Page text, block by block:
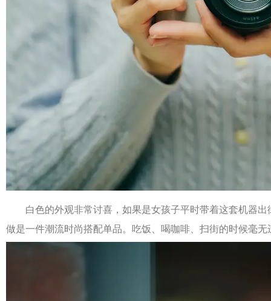
白色的外观非常讨喜，如果是女孩子平时带着这套机器出
做是一件潮流时尚搭配单品。吃饭、喝咖啡、扫街的时候毫无